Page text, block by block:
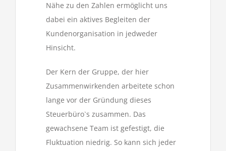
Nähe zu den Zahlen ermöglicht uns
dabei ein aktives Begleiten der
Kundenorganisation in jedweder
Hinsicht.
Der Kern der Gruppe, der hier
Zusammenwirkenden arbeitete schon
lange vor der Gründung dieses
Steuerbüro`s zusammen. Das
gewachsene Team ist gefestigt, die
Fluktuation niedrig. So kann sich jeder